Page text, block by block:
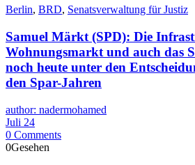
Berlin, BRD, Senatsverwaltung für Justiz
Samuel Märkt (SPD): Die
Wohnungsmarkt und auch das
noch heute unter den
den Spar-Jahren
author: nadermohamed
Juli 24
0 Comments
0Gesehen